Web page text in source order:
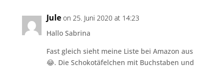
Jule on 25. Juni 2020 at 14:23
Hallo Sabrina
Fast gleich sieht meine Liste bei Amazon aus
😂. Die Schokotäfelchen mit Buchstaben und